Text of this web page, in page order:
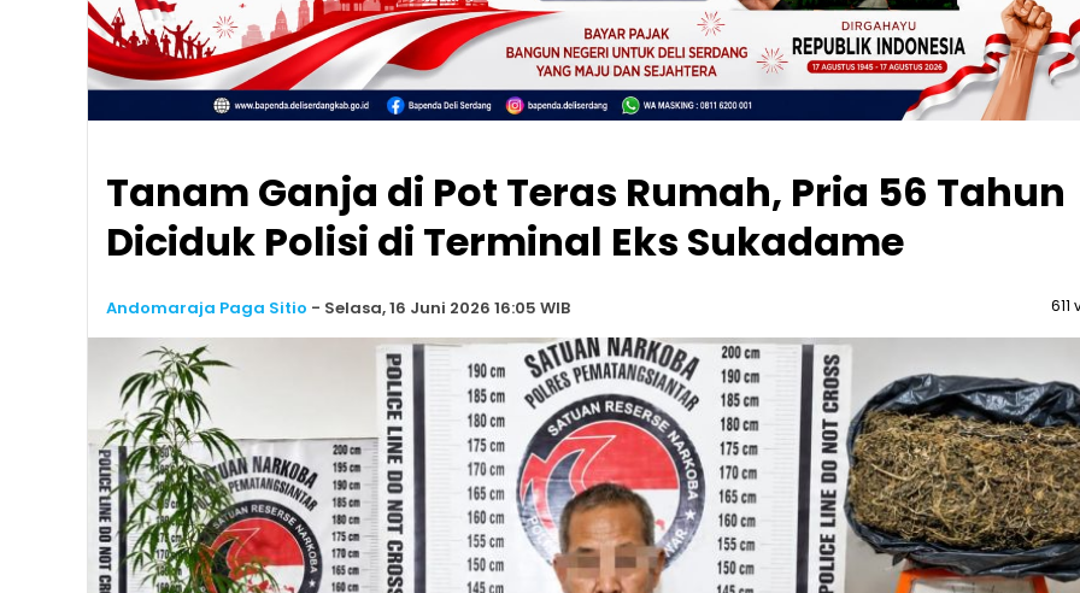
Tanam Ganja di Pot Teras Rumah, Pria 56 Tahun
Diciduk Polisi di Terminal Eks Sukadame
Andomaraja Paga Sitio - Selasa, 16 Juni 2026 16:05 WIB 611